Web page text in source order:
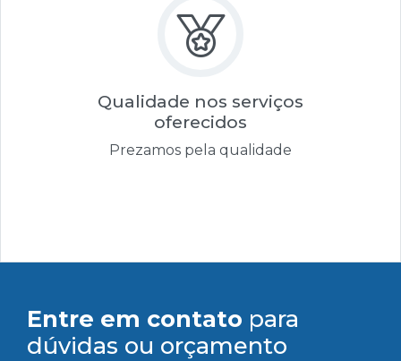
Qualidade nos serviços
oferecidos
Prezamos pela qualidade
Entre em contato para
dúvidas ou orçamento